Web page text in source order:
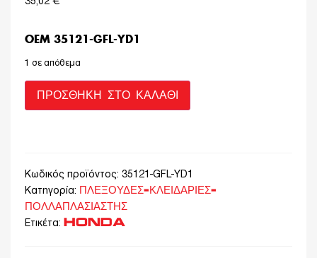
OEM 35121-GFL-YD1
1 σε απόθεμα
ΠΡΟΣΘΉΚΗ ΣΤΟ ΚΑΛΆΘΙ
Κωδικός προϊόντος: 35121-GFL-YD1
Κατηγορία:
ΠΛΕΞΟΥΔΕΣ-ΚΛΕΙΔΑΡΙΕΣ-
ΠΟΛΛΑΠΛΑΣΙΑΣΤΗΣ
Ετικέτα: HONDA